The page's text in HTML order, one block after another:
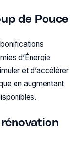
de Pouce
d’Énergie
et d’accélérer
en augmentant